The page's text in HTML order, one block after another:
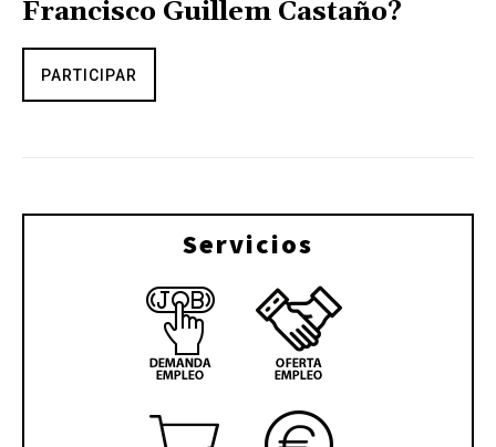
Francisco Guillem Castaño?
PARTICIPAR
Servicios